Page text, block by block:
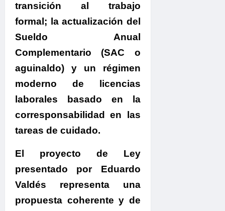
transición al trabajo
formal; la actualización del
Sueldo Anual
Complementario (SAC o
aguinaldo) y un régimen
moderno de licencias
laborales basado en la
corresponsabilidad en las
tareas de cuidado.
El proyecto de Ley
presentado por Eduardo
Valdés representa una
propuesta coherente y de